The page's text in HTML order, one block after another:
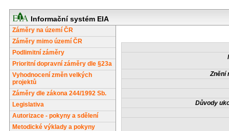
Informační systém EIA
Záměry na území ČR
Záměry mimo území ČR
Podlimitní záměry
Prioritní dopravní záměry dle §23a
Vyhodnocení změn velkých
projektů
Záměry dle zákona 244/1992 Sb.
Legislativa
Autorizace - pokyny a sdělení
Metodické výklady a pokyny
Znění
Důvody